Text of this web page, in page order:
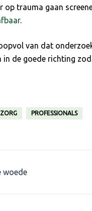
op trauma gaan
.
van dat
de goede richting
PROFESSIONALS
woede